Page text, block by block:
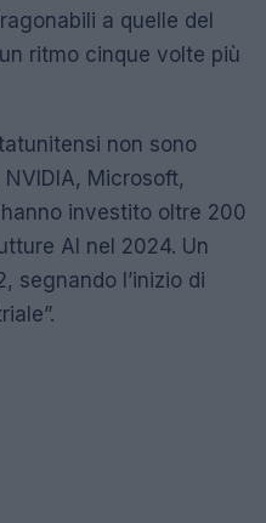
a quelle del
ritmo cinque volte più
non sono
Microsoft,
investito oltre 200
AI nel 2024. Un
segnando l’inizio di